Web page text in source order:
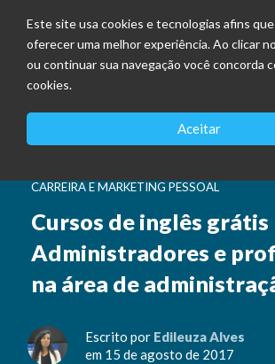
Este site usa cookies e tecnologias afins que
oferecer uma melhor experiência. Ao clicar
ou continuar sua navegação você concorda
cookies.
Aceitar
CARREIRA E MARKETING PESSOAL
Cursos de inglês grátis
Administradores e
na área de
Escrito por Edileuza Alves
em 15 de agosto de 2017